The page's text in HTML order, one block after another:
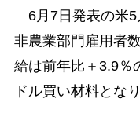
6月7日発表の米5
非農業部門雇用者
給は前年比＋3.9％
ドル買い材料とな